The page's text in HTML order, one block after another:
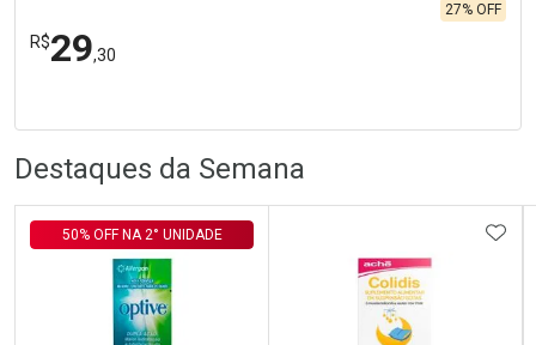
R$29,30
27% OFF
Laboratório
Destaques da Semana
50% OFF NA 2° UNIDADE